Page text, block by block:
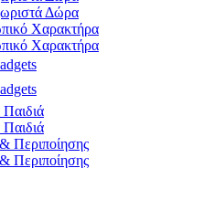
Δώρα
Χαρακτήρα
Χαρακτήρα
Περιποίησης
Περιποίησης